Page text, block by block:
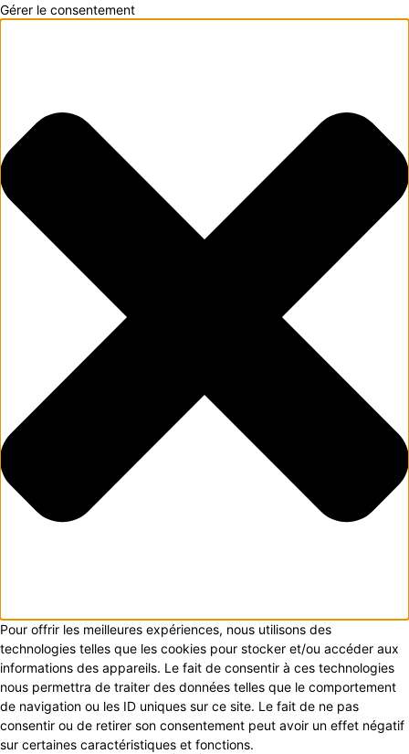
Gérer le consentement
Pour offrir les meilleures expériences, nous utilisons des
technologies telles que les cookies pour stocker et/ou accéder aux
informations des appareils. Le fait de consentir à ces technologies
nous permettra de traiter des données telles que le comportement
de navigation ou les ID uniques sur ce site. Le fait de ne pas
consentir ou de retirer son consentement peut avoir un effet négatif
sur certaines caractéristiques et fonctions.